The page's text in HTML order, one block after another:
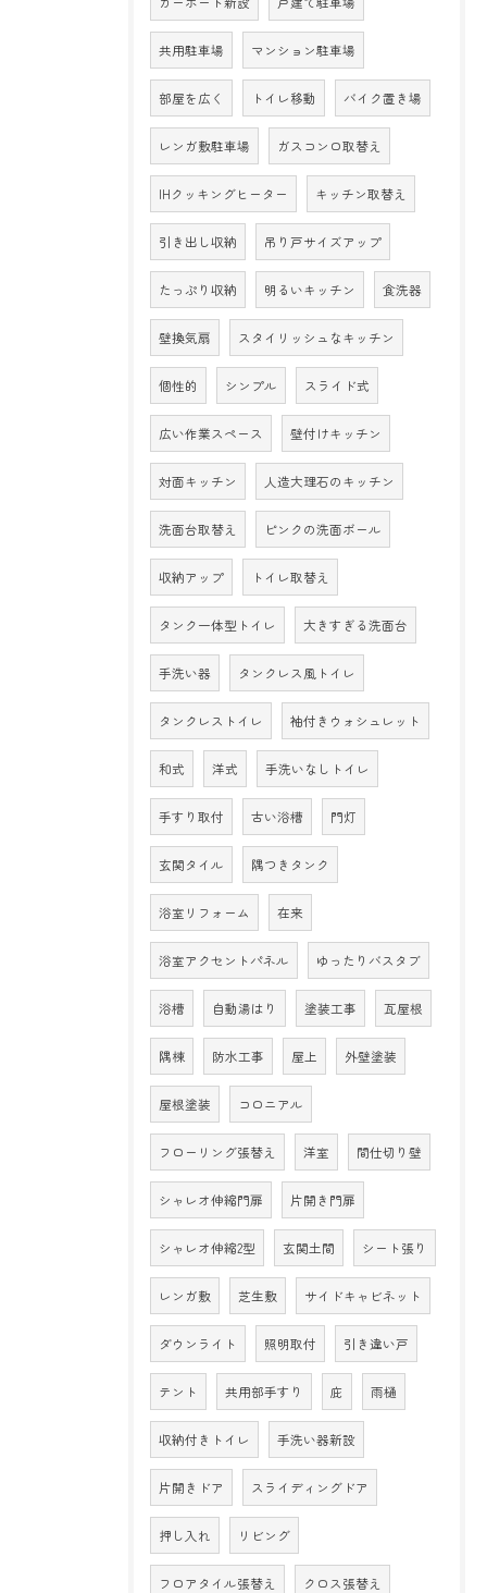
共用駐車場 マンション駐車場
部屋を広く トイレ移動 バイク置き場
レンガ敷駐車場 ガスコンロ取替え
IHクッキングヒーター キッチン取替え
引き出し収納 吊り戸サイズアップ
たっぷり収納 明るいキッチン 食洗器
壁換気扇 スタイリッシュなキッチン
個性的 シンプル スライド式
広い作業スペース 壁付けキッチン
対面キッチン 人造大理石のキッチン
洗面台取替え ピンクの洗面ボール
収納アップ トイレ取替え
タンク一体型トイレ 大きすぎる洗面台
手洗い器 タンクレス風トイレ
タンクレストイレ 袖付きウォシュレット
和式 洋式 手洗いなしトイレ
手すり取付 古い浴槽 門灯
玄関タイル 隅つきタンク
浴室リフォーム 在来
浴室アクセントパネル ゆったりバスタブ
浴槽 自動湯はり 塗装工事 瓦屋根
隅棟 防水工事 屋上 外壁塗装
屋根塗装 コロニアル
フローリング張替え 洋室 間仕切り壁
シャレオ伸縮門扉 片開き門扉
シャレオ伸縮2型 玄関土間 シート張り
レンガ敷 芝生敷 サイドキャビネット
ダウンライト 照明取付 引き違い戸
テント 共用部手すり 庇 雨樋
収納付きトイレ 手洗い器新設
片開きドア スライディングドア
押し入れ リビング
フロアタイル張替え クロス張替え